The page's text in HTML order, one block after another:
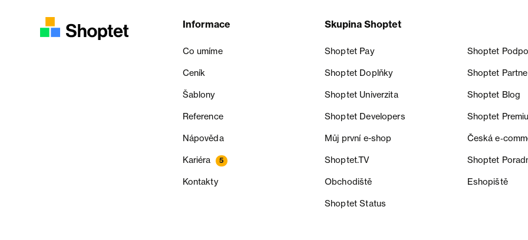
Informace
Co umíme
Ceník
Šablony
Reference
Nápověda
Kariéra 5
Kontakty
Skupina Shoptet
Shoptet Pay Shoptet
Shoptet Doplňky Shoptet
Shoptet Univerzita Shoptet Blog
Shoptet Developers Shoptet
Můj první e-shop Česká
Shoptet.TV Shoptet
Obchodiště Eshopiště
Shoptet Status